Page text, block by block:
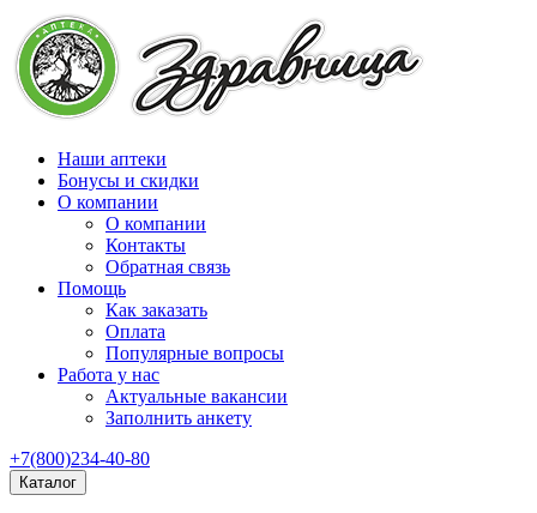
Наши аптеки
Бонусы и скидки
О компании
О компании
Контакты
Обратная связь
Помощь
Как заказать
Оплата
Популярные вопросы
Работа у нас
Актуальные вакансии
Заполнить анкету
+7(800)234-40-80
Каталог